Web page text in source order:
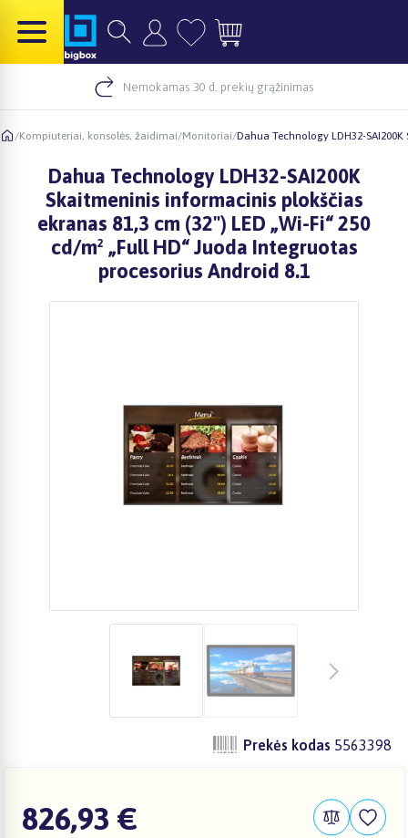
Nemokamas 30 d. prekių grąžinimas
/Kompiuteriai, konsolės, žaidimai/Monitoriai/Dahua Technology LDH32-
Dahua Technology LDH32-SAI200K
Skaitmeninis informacinis plokščias
ekranas 81,3 cm (32") LED „Wi-Fi“ 250
cd/m² „Full HD“ Juoda Integruotas
procesorius Android 8.1
Prekės kodas 5563398
826,93 €